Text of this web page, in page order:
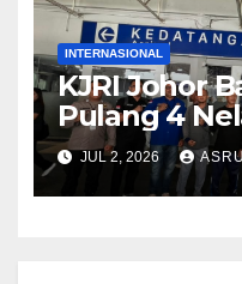
INTERNASIONAL
KJRI Johor
Pulang 4
Tanah Air
JUL 2, 2026